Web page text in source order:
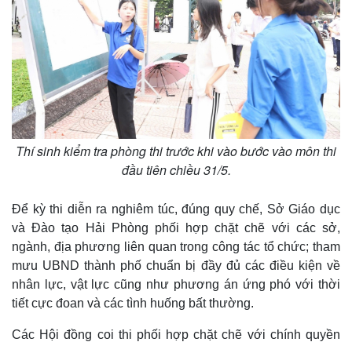
Thí sinh kiểm tra phòng thi trước khi vào bước vào môn thi
đầu tiên chiều 31/5.
Để kỳ thi diễn ra nghiêm túc, đúng quy chế, Sở Giáo dục
và Đào tạo Hải Phòng phối hợp chặt chẽ với các sở,
ngành, địa phương liên quan trong công tác tổ chức; tham
mưu UBND thành phố chuẩn bị đầy đủ các điều kiện về
nhân lực, vật lực cũng như phương án ứng phó với thời
tiết cực đoan và các tình huống bất thường.
Các Hội đồng coi thi phối hợp chặt chẽ với chính quyền